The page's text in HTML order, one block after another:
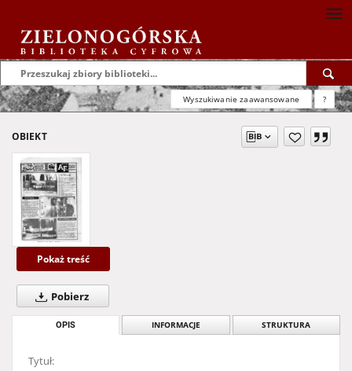
Wyszukiwanie zaawansowane ?
OBIEKT
Pokaż treść
Pobierz
OPIS INFORMACJE STRUKTURA
Tytuł: